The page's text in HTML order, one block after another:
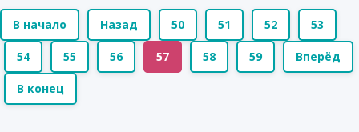
В начало Назад 50 51 52 53
54 55 56 57 58 59 Вперёд
В конец